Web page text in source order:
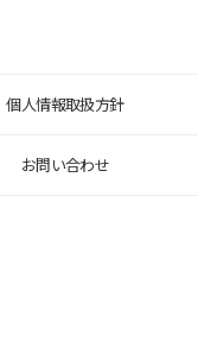
個人情報取扱方針
お問い合わせ